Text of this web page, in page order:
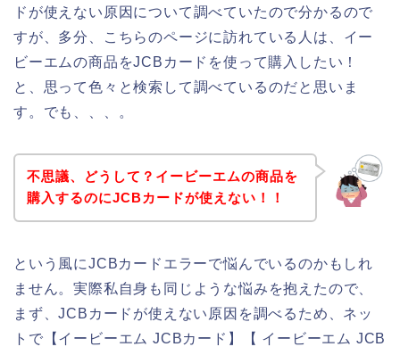
ドが使えない原因について調べていたので分かるので
すが、多分、こちらのページに訪れている人は、イー
ビーエムの商品をJCBカードを使って購入したい！
と、思って色々と検索して調べているのだと思いま
す。でも、、、。
不思議、どうして？イービーエムの商品を
購入するのにJCBカードが使えない！！
という風にJCBカードエラーで悩んでいるのかもしれ
ません。実際私自身も同じような悩みを抱えたので、
まず、JCBカードが使えない原因を調べるため、ネッ
トで【イービーエム JCBカード】【 イービーエム JCB